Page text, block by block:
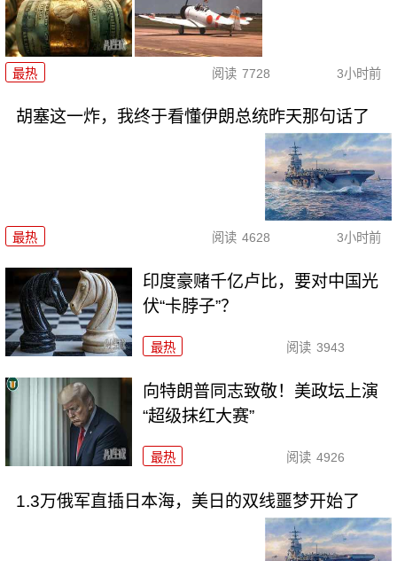
最热 阅读 7728 3小时前
胡塞这一炸，我终于看懂伊朗总统昨天那句话了
最热 阅读 4628 3小时前
印度豪赌千亿卢比，要对中国光
伏“卡脖子”？
最热 阅读 3943
向特朗普同志致敬！美政坛上演
“超级抹红大赛”
最热 阅读 4926
1.3万俄军直插日本海，美日的双线噩梦开始了